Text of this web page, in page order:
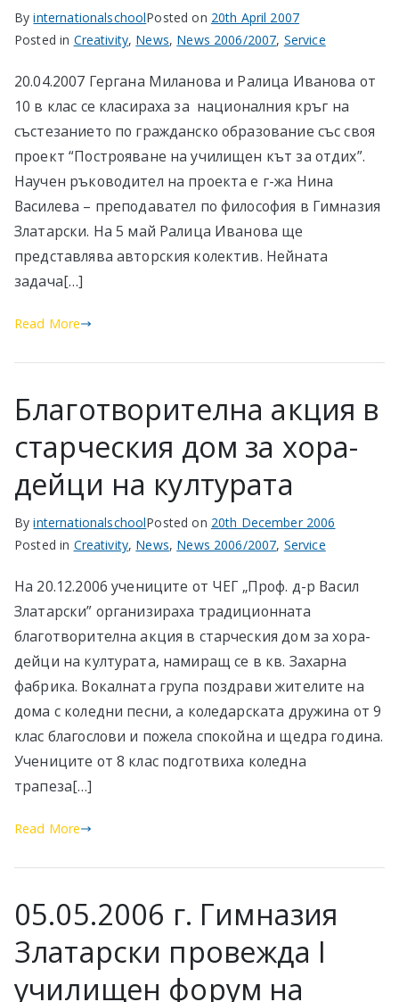
ByinternationalschoolPosted on 20th April 2007
Posted in Creativity, News, News 2006/2007, Service
20.04.2007 Гергана Миланова и Ралица Иванова от
10 в клас се класираха за националния кръг на
състезанието по гражданско образование със своя
проект “Построяване на училищен кът за отдих”.
Научен ръководител на проекта е г-жа Нина
Василева – преподавател по философия в Гимназия
Златарски. На 5 май Ралица Иванова ще
представлява авторския колектив. Нейната
задача[…]
Read More
Благотворителна акция в
старческия дом за хора-
дейци на културата
ByinternationalschoolPosted on 20th December 2006
Posted in Creativity, News, News 2006/2007, Service
На 20.12.2006 учениците от ЧЕГ „Проф. д-р Васил
Златарски” организираха традиционната
благотворителна акция в старческия дом за хора-
дейци на културата, намиращ се в кв. Захарна
фабрика. Вокалната група поздрави жителите на
дома с коледни песни, а коледарската дружина от 9
клас благослови и пожела спокойна и щедра година.
Учениците от 8 клас подготвиха коледна
трапеза[…]
Read More
05.05.2006 г. Гимназия
Златарски провежда I
училищен форум на